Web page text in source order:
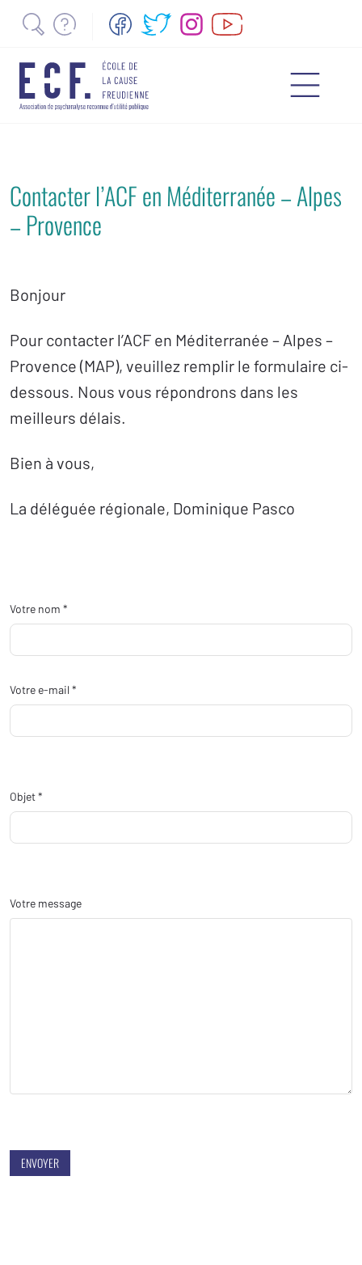
Contacter l’ACF en Méditerranée – Alpes
– Provence
Bonjour
Pour contacter l’ACF en Méditerranée – Alpes –
Provence (MAP), veuillez remplir le formulaire ci-
dessous. Nous vous répondrons dans les
meilleurs délais.
Bien à vous,
La déléguée régionale, Dominique Pasco
Votre nom *
Votre e-mail *
Objet *
Votre message
ENVOYER